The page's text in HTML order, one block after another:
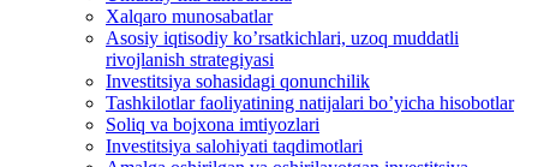
Xalqaro munosabatlar
Аsosiy iqtisodiy koʼrsatkichlari, uzoq muddatli
rivojlanish strategiyasi
Investitsiya sohasidagi qonunchilik
Tashkilotlar faoliyatining natijalari boʼyicha hisobotlar
Soliq va bojxona imtiyozlari
Investitsiya salohiyati taqdimotlari